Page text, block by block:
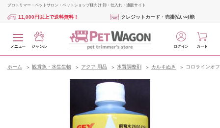
プロトリマー・ペットサロン・ペットショップ様向け 卸・仕入れ・通販サイト
11,000円以上で送料無料！ クレジットカード・売掛払い可能
メニュー ジャンル ログイン カート
ホーム 観賞魚・水生生物 アクア 用品 水質調整剤 カルキぬき コロラインオ